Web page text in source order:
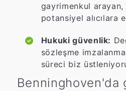
gayrimenkul arayan,
potansiyel alıcılara
Hukuki güvenlik:
sözleşme
süreci biz
Benninghoven'da